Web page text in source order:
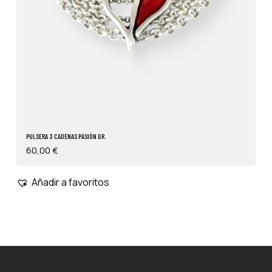
PULSERA 3 CADENAS PASIÓN GR.
60,00 €
Añadir a favoritos